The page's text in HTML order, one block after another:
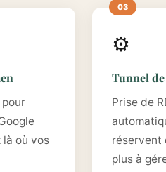
là où vos
⚙️
Tunnel
Prise de
réservent
plus à